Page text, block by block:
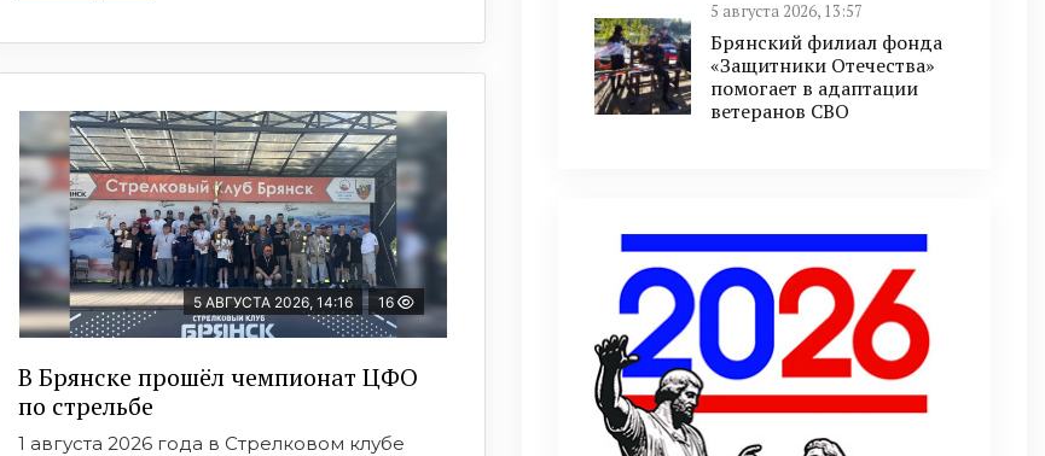
5 АВГУСТА 2026, 14:16 16
В Брянске прошёл чемпионат ЦФО
по стрельбе
1 августа 2026 года в Стрелковом клубе
5 августа 2026, 13:57
Брянский филиал фонда
«Защитники Отечества»
помогает в адаптации
ветеранов СВО